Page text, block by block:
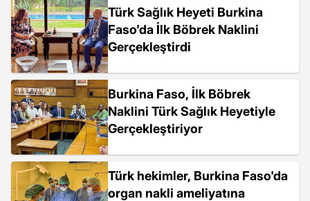
Türk Sağlık Heyeti Burkina
Faso'da İlk Böbrek Naklini
Gerçekleştirdi
Burkina Faso, İlk Böbrek
Naklini Türk Sağlık Heyetiyle
Gerçekleştiriyor
Türk hekimler, Burkina Faso'da
organ nakli ameliyatına